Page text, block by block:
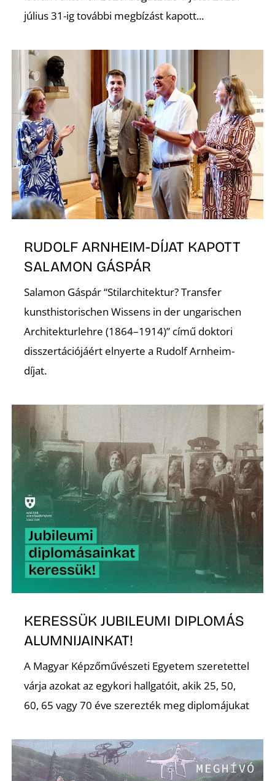
július 31-ig további megbízást kapott...
RUDOLF ARNHEIM-DÍJAT KAPOTT
SALAMON GÁSPÁR
Salamon Gáspár “Stilarchitektur? Transfer
kunsthistorischen Wissens in der ungarischen
Architekturlehre (1864–1914)” című doktori
disszertációjáért elnyerte a Rudolf Arnheim-
díjat.
KERESSÜK JUBILEUMI DIPLOMÁS
ALUMNIJAINKAT!
A Magyar Képzőművészeti Egyetem szeretettel
várja azokat az egykori hallgatóit, akik 25, 50,
60, 65 vagy 70 éve szerezték meg diplomájukat